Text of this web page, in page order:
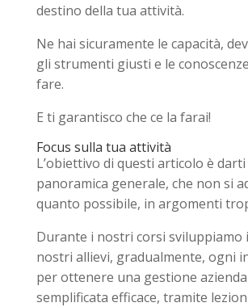
destino della tua attività.
Ne hai sicuramente le capacità,
gli strumenti giusti e le
fare.
E ti garantisco che ce la farai!
Focus sulla tua attività
L’obiettivo di questi articolo è
panoramica generale, che non si
quanto possibile, in argomenti
Durante i nostri corsi sviluppiamo
nostri allievi, gradualmente, ogni
per ottenere una gestione
semplificata efficace, tramite